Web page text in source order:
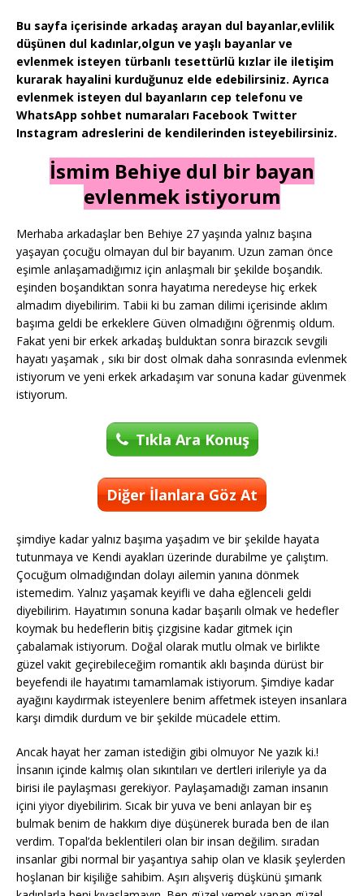
Bu sayfa içerisinde arkadaş arayan dul bayanlar,evlilik
düşünen dul kadınlar,olgun ve yaşlı bayanlar ve
evlenmek isteyen türbanlı tesettürlü kızlar ile iletişim
kurarak hayalini kurduğunuz elde edebilirsiniz. Ayrıca
evlenmek isteyen dul bayanların cep telefonu ve
WhatsApp sohbet numaraları Facebook Twitter
Instagram adreslerini de kendilerinden isteyebilirsiniz.
İsmim Behiye dul bir bayan
evlenmek istiyorum
Merhaba arkadaşlar ben Behiye 27 yaşında yalnız başına
yaşayan çocuğu olmayan dul bir bayanım. Uzun zaman önce
eşimle anlaşamadığımız için anlaşmalı bir şekilde boşandık.
eşinden boşandıktan sonra hayatıma neredeyse hiç erkek
almadım diyebilirim. Tabii ki bu zaman dilimi içerisinde aklım
başıma geldi be erkeklere Güven olmadığını öğrenmiş oldum.
Fakat yeni bir erkek arkadaş bulduktan sonra birazcık sevgili
hayatı yaşamak , sıkı bir dost olmak daha sonrasında evlenmek
istiyorum ve yeni erkek arkadaşım var sonuna kadar güvenmek
istiyorum.
Tıkla Ara Konuş
Diğer İlanlara Göz At
şimdiye kadar yalnız başıma yaşadım ve bir şekilde hayata
tutunmaya ve Kendi ayakları üzerinde durabilme ye çalıştım.
Çocuğum olmadığından dolayı ailemin yanına dönmek
istemedim. Yalnız yaşamak keyifli ve daha eğlenceli geldi
diyebilirim. Hayatımın sonuna kadar başarılı olmak ve hedefler
koymak bu hedeflerin bitiş çizgisine kadar gitmek için
çabalamak istiyorum. Doğal olarak mutlu olmak ve birlikte
güzel vakit geçirebileceğim romantik aklı başında dürüst bir
beyefendi ile hayatımı tamamlamak istiyorum. Şimdiye kadar
ayağını kaydırmak isteyenlere benim affetmek isteyen insanlara
karşı dimdik durdum ve bir şekilde mücadele ettim.
Ancak hayat her zaman istediğin gibi olmuyor Ne yazık ki.!
İnsanın içinde kalmış olan sıkıntıları ve dertleri irileriyle ya da
birisi ile paylaşması gerekiyor. Paylaşamadığı zaman insanın
içini yiyor diyebilirim. Sıcak bir yuva ve beni anlayan bir eş
bulmak benim de hakkım diye düşünerek burada ben de ilan
verdim. Topal’da beklentileri olan bir insan değilim. sıradan
insanlar gibi normal bir yaşantıya sahip olan ve klasik şeylerden
hoşlanan bir kişiliğe sahibim. Aşırı alışveriş düşkünü şımarık